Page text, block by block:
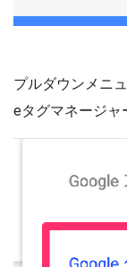
プルダウンメニ
eタグマネージャ